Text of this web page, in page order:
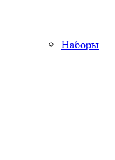
Наборы